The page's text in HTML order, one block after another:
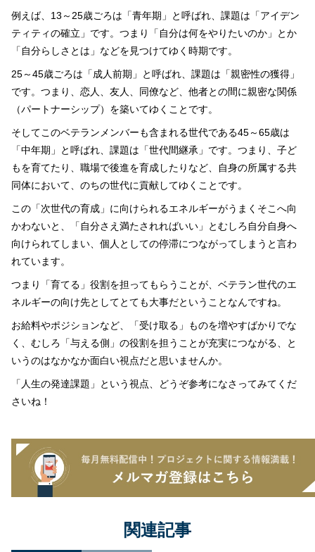
例えば、 13 ～ 25歳ごろは「青年期」と呼ばれ、課題は「アイデン
ティティの確立」です。つまり「自分は何をやりたいのか」とか
「自分らしさとは」などを見つけてゆく時期です。
25～45歳ごろは「成人前期」と呼ばれ、課題は「親密性の獲得」
です。つまり、恋人、友人、同僚など、他者との間に親密な関係
（パートナーシップ）を築いてゆくことです。
そしてこのベテランメンバーも含まれる世代である45～65歳は
「中年期」と呼ばれ、課題は「世代間継承」です。つまり、子ど
もを育てたり、職場で後進を育成したりなど、自身の所属する共
同体において、のちの世代に貢献してゆくことです。
この「次世代の育成」に向けられるエネルギーがうまくそこへ向
かわないと、「自分さえ満たされればいい」とむしろ自分自身へ
向けられてしまい、個人としての停滞につながってしまうと言わ
れています。
つまり「育てる」役割を担ってもらうことが、ベテラン世代のエ
ネルギーの向け先としてとても大事だということなんですね。
お給料やポジションなど、「受け取る」ものを増やすばかりでな
く、むしろ「与える側」の役割を担うことが充実につながる、と
いうのはなかなか面白い視点だと思いませんか。
「人生の発達課題」という視点、どうぞ参考になさってみてくだ
さいね！
関連記事